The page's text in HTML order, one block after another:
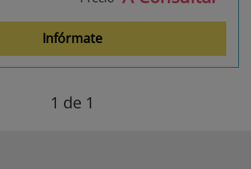
Infórmate
1 de 1